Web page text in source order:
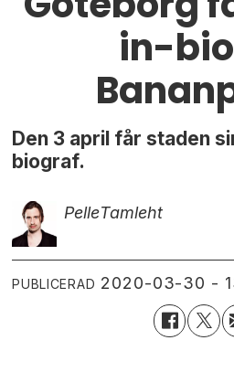
in-
Den 3 april får staden
biograf.
PelleTamleht
PUBLICERAD 2020-03-30 -